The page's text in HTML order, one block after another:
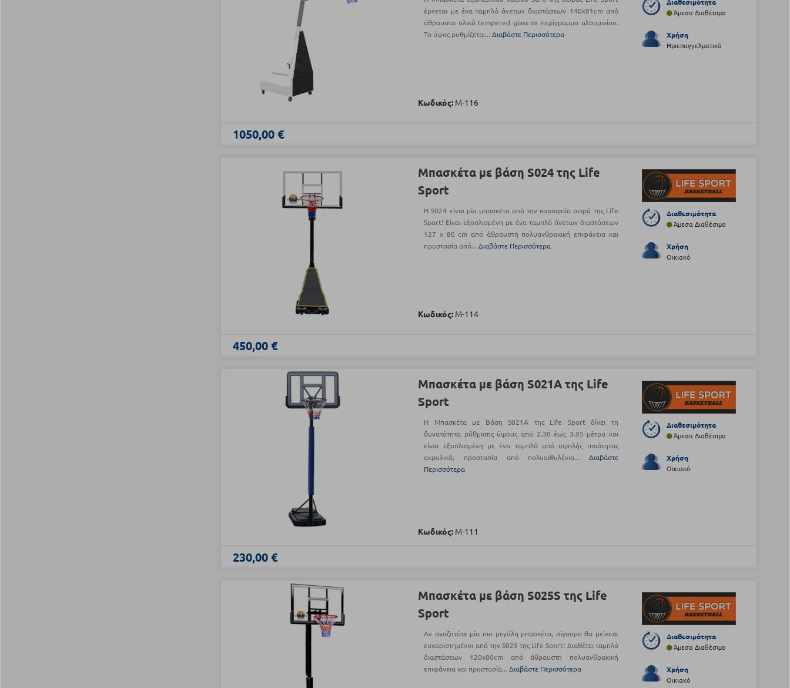
έρχεται με ένα ταμπλό άνετων διαστάσεων 140x81cm από
άθραυστο υλικό tempered glass σε περίγραμμα αλουμινίου.
Το ύψος ρυθμίζεται...Διαβάστε Περισσότερα
Κωδικός: Μ-116
Διαθεσιμότητα
Άμεσα Διαθέσιμο
Χρήση
Ημιεπαγγελματικό
1050,00 €
Μπασκέτα με βάση S024 της Life
Sport
Η S024 είναι μία μπασκέτα από την κορυφαία σειρά της Life
Sport! Είναι εξοπλισμένη με ένα ταμπλό άνετων διαστάσεων
127 x 80 cm από άθραυστη πολυανθρακική επιφάνεια και
προστασία από...Διαβάστε Περισσότερα
Κωδικός: Μ-114
Διαθεσιμότητα
Άμεσα Διαθέσιμο
Χρήση
Οικιακό
450,00 €
Μπασκέτα με βάση S021Α της Life
Sport
Η Μπασκέτα με Βάση S021A της Life Sport δίνει τη
δυνατότητα ρύθμισης ύψους από 2.30 έως 3.05 μέτρα και
είναι εξοπλισμένη με ένα ταμπλό από υψηλής ποιότητας
ακρυλικό, προστασία από πολυαιθυλένιο... Διαβάστε
Περισσότερα
Κωδικός: Μ-111
Διαθεσιμότητα
Άμεσα Διαθέσιμο
Χρήση
Οικιακό
230,00 €
Μπασκέτα με βάση S025S της Life
Sport
Αν αναζητάτε μία πιο μεγάλη μπασκέτα, σίγουρα θα μείνετε
ευχαριστημένοι από την S025 της Life Sport! Διαθέτει ταμπλό
διαστάσεων 120x80cm από άθραυστη πολυανθρακική
επιφάνεια και προστασία...Διαβάστε Περισσότερα
Διαθεσιμότητα
Άμεσα Διαθέσιμο
Χρήση
Οικιακό